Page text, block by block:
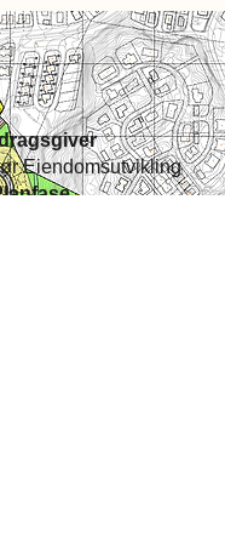
Eiendomsutvikling